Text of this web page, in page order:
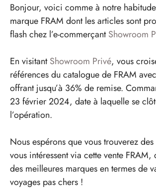
Bonjour, voici comme à notre
marque FRAM dont les articles sont
flash chez l’e-commerçantShowroom
En visitantShowroom Privé, vous
références du catalogue de FRAM
offrant jusqu’à 36% de remise.
23 février 2024, date à laquelle se
l’opération.
Nous espérons que vous trouverez
vous intéressent via cette vente FRAM,
des meilleures marques en termes de
voyages pas chers !